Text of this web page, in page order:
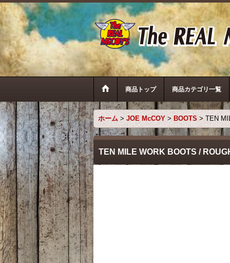
商品トップ 商品カテゴリ一覧
ホーム > JOE McCOY > BOOTS > TEN
TEN MILE WORK BOOTS /